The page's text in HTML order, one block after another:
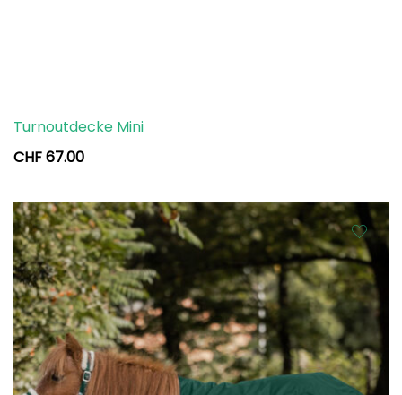
Turnoutdecke Mini
CHF67.00